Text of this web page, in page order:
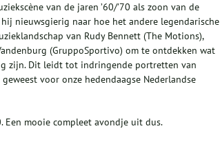
van de jaren ’60/’70 als zoon van de
nieuwsgierig naar hoe het andere legendarische
van Rudy Bennett (The Motions),
(GruppoSportivo) om te ontdekken wat
zijn. Dit leidt tot indringende portretten van
voor onze hedendaagse Nederlandse
mooie compleet avondje uit dus.